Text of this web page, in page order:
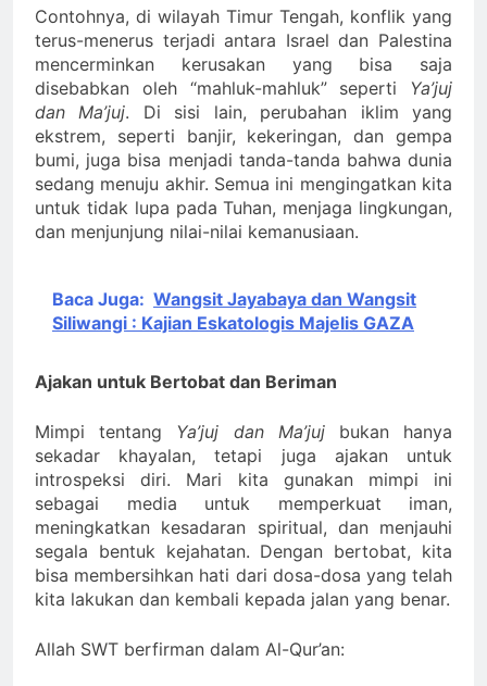
Contohnya, di wilayah Timur Tengah, konflik yang
terus-menerus terjadi antara Israel dan Palestina
mencerminkan kerusakan yang bisa saja
disebabkan oleh “mahluk-mahluk” seperti Ya’juj
dan Ma’juj. Di sisi lain, perubahan iklim yang
ekstrem, seperti banjir, kekeringan, dan gempa
bumi, juga bisa menjadi tanda-tanda bahwa dunia
sedang menuju akhir. Semua ini mengingatkan kita
untuk tidak lupa pada Tuhan, menjaga lingkungan,
dan menjunjung nilai-nilai kemanusiaan.
Baca Juga: Wangsit Jayabaya dan Wangsit
Siliwangi : Kajian Eskatologis Majelis GAZA
Ajakan untuk Bertobat dan Beriman
Mimpi tentang Ya’juj dan Ma’jujbukan hanya
sekadar khayalan, tetapi juga ajakan untuk
introspeksi diri. Mari kita gunakan mimpi ini
sebagai media untuk memperkuat iman,
meningkatkan kesadaran spiritual, dan menjauhi
segala bentuk kejahatan. Dengan bertobat, kita
bisa membersihkan hati dari dosa-dosa yang telah
kita lakukan dan kembali kepada jalan yang benar.
Allah SWT berfirman dalam Al-Qur’an: